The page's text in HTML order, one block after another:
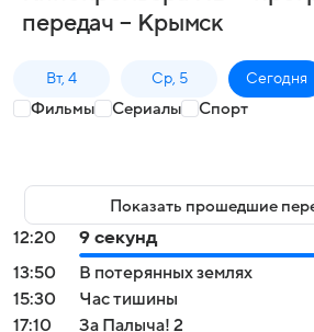
передач – Крымск
Вт, 4 Ср, 5 Сегодня
Фильмы Сериалы Спорт
Показать прошедшие
12:20
9 секунд
13:50
В потерянных землях
15:30
Час тишины
17:10
За Палыча! 2